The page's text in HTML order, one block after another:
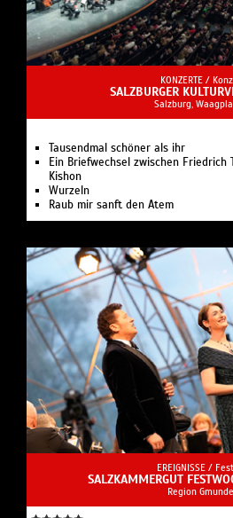
KONZERTE /
SALZBURGER
Salzburg,
Tausendmal schöner als ihr
Ein Briefwechsel zwischen Friedrich
Kishon
Wurzeln
Raub mir sanft den Atem
EREIGNISSE /
SALZKAMMERGUT
Region